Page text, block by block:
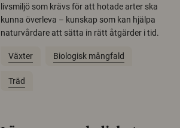
livsmiljö som krävs för att hotade arter ska
kunna överleva – kunskap som kan hjälpa
naturvårdare att sätta in rätt åtgärder i tid.
Växter Biologisk mångfald
Träd